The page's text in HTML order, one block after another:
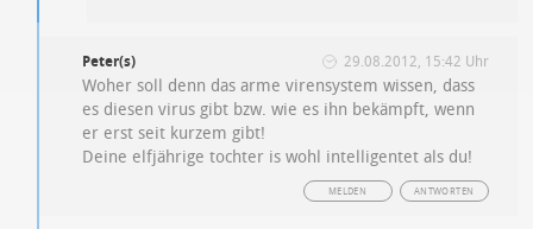
Peter(s) 29.08.2012, 15:42 Uhr
Woher soll denn das arme virensystem wissen, dass
es diesen virus gibt bzw. wie es ihn bekämpft, wenn
er erst seit kurzem gibt!
Deine elfjährige tochter is wohl intelligentet als du!
ANTWORTEN
MELDEN